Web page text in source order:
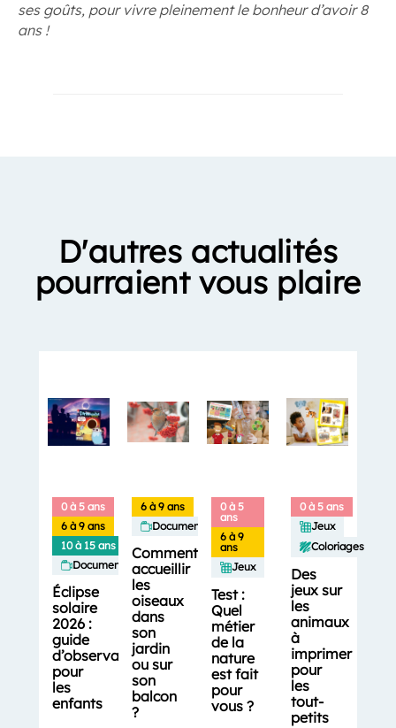
ses goûts, pour vivre pleinement le bonheur d’avoir 8
ans !
D'autres actualités
pourraient vous plaire
0 à 5 ans
6 à 9 ans
10 à 15 ans
Documentaires
Éclipse
solaire
2026 :
guide
d’observation
pour
les
enfants
6 à 9 ans
Documentaires
Comment
accueillir
les
oiseaux
dans
son
jardin
ou sur
son
balcon
?
0 à 5
ans
6 à 9
ans
Jeux
Test :
Quel
métier
de la
nature
est fait
pour
vous ?
0 à 5 ans
Jeux
Coloriages
Des
jeux sur
les
animaux
à
imprimer
pour
les
tout-
petits